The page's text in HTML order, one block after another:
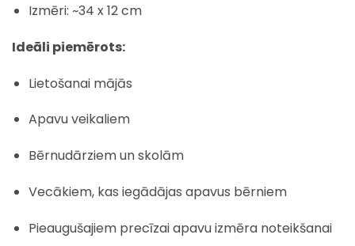
Izmēri: ~34 x 12 cm
Ideāli piemērots:
Lietošanai mājās
Apavu veikaliem
Bērnudārziem un skolām
Vecākiem, kas iegādājas apavus bērniem
Pieaugušajiem precīzai apavu izmēra noteikšanai